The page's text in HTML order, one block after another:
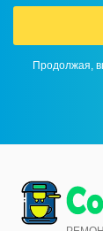
Продолжая,